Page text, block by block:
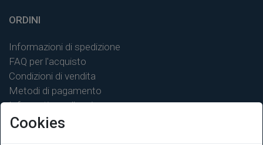
ORDINI
Informazioni di spedizione
FAQ per l'acquisto
Condizioni di vendita
Metodi di pagamento
Informativa sulla privacy
Cookies